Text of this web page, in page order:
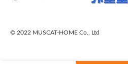
© 2022 MUSCAT-HOME Co., Ltd